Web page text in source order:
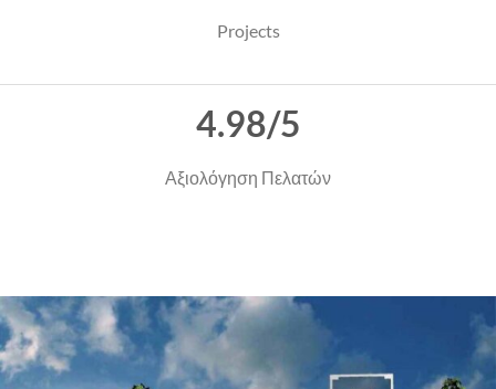
Projects
4.98/5
Αξιολόγηση Πελατών